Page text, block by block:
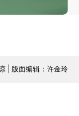
| 版面编辑：许金玲